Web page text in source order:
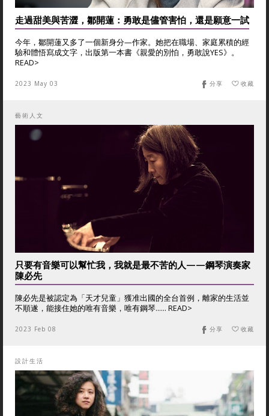
走過甜美與苦澀，鄒開蓮：勇敢是儘管害怕，還是願意一試
今年，鄒開蓮又多了一個新身分—作家。她把在職場、家庭累積的經
驗和體悟寫成文字，出版第一本書《親愛的別怕，勇敢說YES》。
READ>
2023 May 03 收藏
分享
藝術人文
只要有音樂可以幫忙我，我就是最不苦的人——鋼琴演奏家
陳必先
陳必先是被認定為「天才兒童」獲准出國的全台首例，離家的生活並
不順遂，能接住她的唯有音樂，唯有鋼琴...... READ>
2023 Feb 08 收藏
分享
設計生活